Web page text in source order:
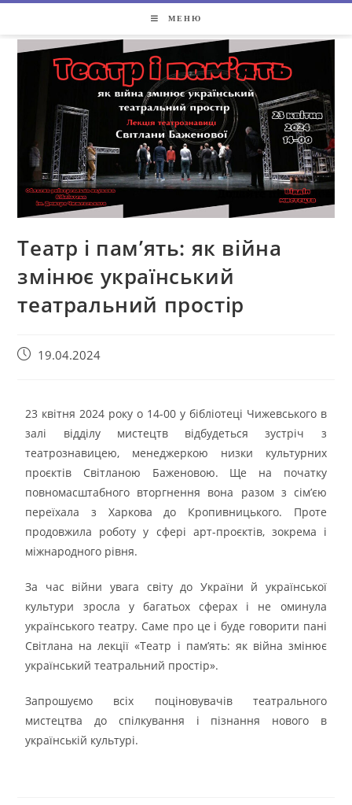
МЕНЮ
Театр і пам’ять: як війна
змінює український
театральний простір
19.04.2024
23 квітня 2024 року о 14-00 у бібліотеці Чижевського в
залі відділу мистецтв відбудеться зустріч з
театрознавицею, менеджеркою низки культурних
проєктів Світланою Баженовою. Ще на початку
повномасштабного вторгнення вона разом з сім’єю
переїхала з Харкова до Кропивницького. Проте
продовжила роботу у сфері арт-проєктів, зокрема і
міжнародного рівня.
За час війни увага світу до України й української
культури зросла у багатьох сферах і не оминула
українського театру. Саме про це і буде говорити пані
Світлана на лекції «Театр і пам’ять: як війна змінює
український театральний простір».
Запрошуємо всіх поціновувачів театрального
мистецтва до спілкування і пізнання нового в
українській культурі.